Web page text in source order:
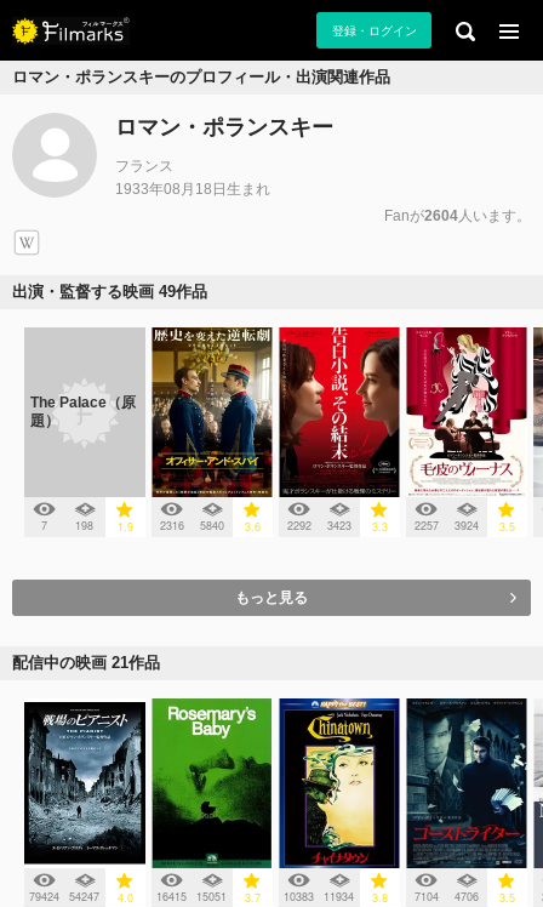
登録・ログイン
ロマン・ポランスキーのプロフィール・出演関連作品
ロマン・ポランスキー
フランス
1933年08月18日生まれ
Fanが2604人います。
出演・監督する映画 49作品
The Palace（原
題）
7 198 1.9 2316 5840 3.6 2292 3423 3.3 2257 3924 3.5
もっと見る
配信中の映画 21作品
79424 54247 4.0 16415 15051 3.7 10383 11934 3.8 7104 4706 3.5